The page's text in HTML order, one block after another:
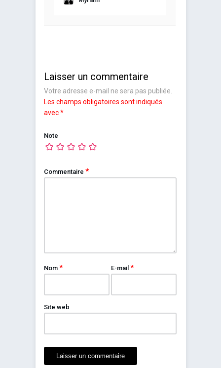
Laisser un commentaire
Votre adresse e-mail ne sera pas publiée.
Les champs obligatoires sont indiqués
avec*
Note
Commentaire *
Nom * E-mail*
Site web